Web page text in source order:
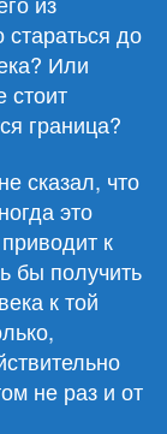
до
Или
стоит
граница?
сказал, что
это
к
бы получить
к той
не раз и от